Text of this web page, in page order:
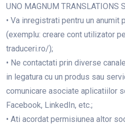
UNO MAGNUM TRANSLATIONS
• Va inregistrati pentru un anumit
(exemplu: creare cont utilizator
traduceri.ro/);
• Ne contactati prin diverse
in legatura cu un produs sau
comunicare asociate aplicatiilor
Facebook, LinkedIn, etc.;
• Ati acordat permisiunea altor